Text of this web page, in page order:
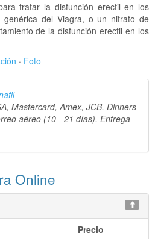
tratar la disfunción erectil en los
genérica del Viagra, o un nitrato de
de la disfunción erectil en los
· Foto
Mastercard, Amex, JCB, Dinners
aéreo (10 - 21 días), Entrega
Online
Precio